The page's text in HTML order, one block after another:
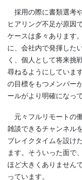
採用の際に書類選考
ヒアリング不足が原因
ケースは多々あります
に、会社内で発揮した
く、個人として将来挑
尋ねるようにしていま
の目標をもつメンバー
ールがより明確になっ
元々フルリモートの
雑談できるチャンネル
ブレイクタイムを設け
ます。そういった面で
ほど大きくありません
っています。